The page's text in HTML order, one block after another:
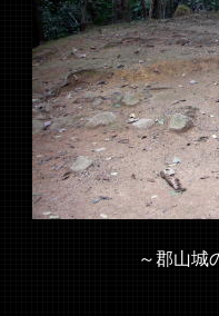
本
～郡山城